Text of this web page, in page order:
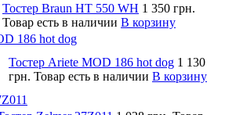
Тостер Braun HT 550 WH 1 350 грн.
Товар есть в наличии В корзину
186 hot dog
Тостер Ariete MOD 186 hot dog 1 130
грн. Товар есть в наличии В корзину